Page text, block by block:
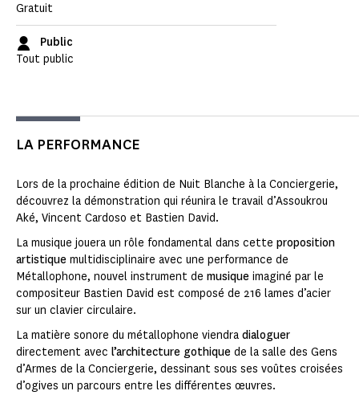
Gratuit
Public
Tout public
LA PERFORMANCE
Lors de la prochaine édition de Nuit Blanche à la Conciergerie,
découvrez la démonstration qui réunira le travail d’Assoukrou
Aké, Vincent Cardoso et Bastien David.
La musique jouera un rôle fondamental dans cette proposition
artistique multidisciplinaire avec une performance de
Métallophone, nouvel instrument de musique imaginé par le
compositeur Bastien David est composé de 216 lames d’acier
sur un clavier circulaire.
La matière sonore du métallophone viendra dialoguer
directement avec l’architecture gothique de la salle des Gens
d’Armes de la Conciergerie, dessinant sous ses voûtes croisées
d’ogives un parcours entre les différentes œuvres.